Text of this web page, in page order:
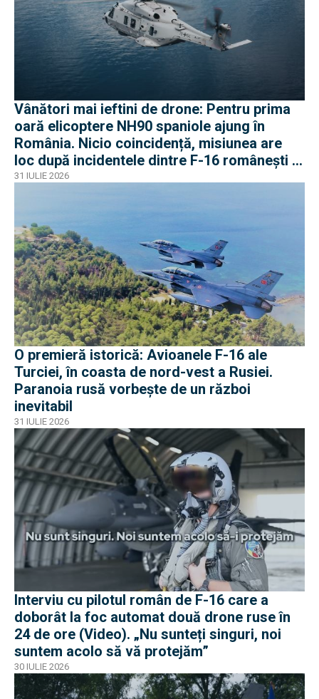
Vânători mai ieftini de drone: Pentru prima
oară elicoptere NH90 spaniole ajung în
România. Nicio coincidență, misiunea are
loc după incidentele dintre F-16 românești și
dronele ruse
31 IULIE 2026
O premieră istorică: Avioanele F-16 ale
Turciei, în coasta de nord-vest a Rusiei.
Paranoia rusă vorbește de un război
inevitabil
31 IULIE 2026
Interviu cu pilotul român de F-16 care a
doborât la foc automat două drone ruse în
24 de ore (Video). „Nu sunteți singuri, noi
suntem acolo să vă protejăm”
30 IULIE 2026